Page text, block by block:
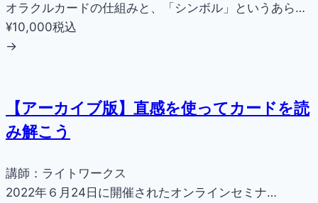
オラクルカードの仕組みと、「シンボル」というあら…
¥10,000税込
→
【アーカイブ版】直感を使ってカードを読
み解こう
講師：ライトワークス
2022年６月24日に開催されたオンラインセミナ…